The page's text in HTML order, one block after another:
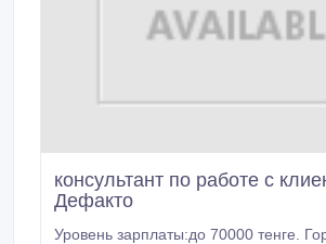
консультант по работе с
Дефакто
Уровень зарплаты:до 70000 тенге.